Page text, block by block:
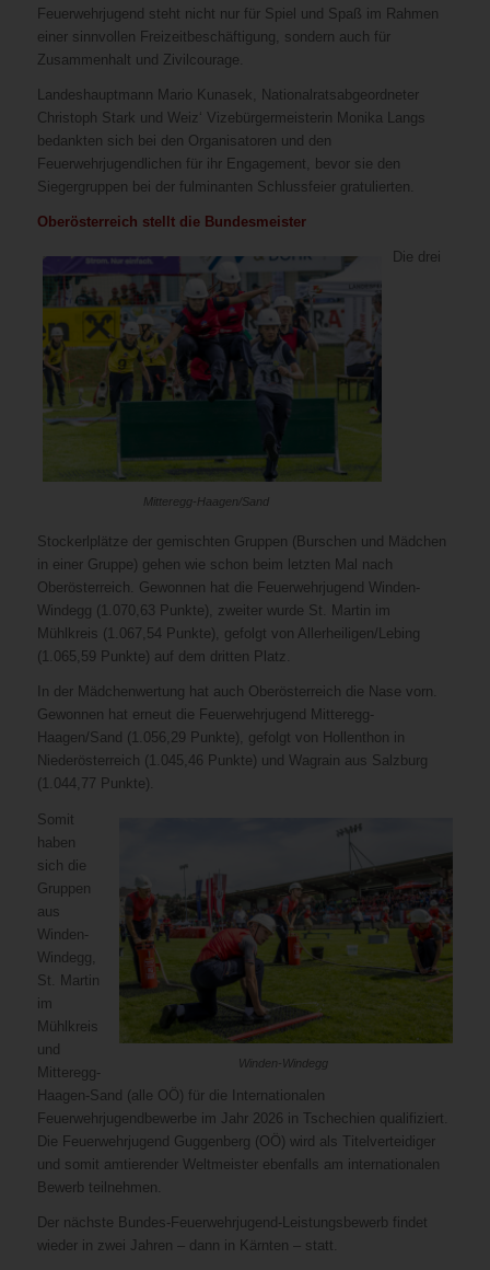
Feuerwehrjugend steht nicht nur für Spiel und Spaß im Rahmen
einer sinnvollen Freizeitbeschäftigung, sondern auch für
Zusammenhalt und Zivilcourage.
Landeshauptmann Mario Kunasek, Nationalratsabgeordneter
Christoph Stark und Weiz‘ Vizebürgermeisterin Monika Langs
bedankten sich bei den Organisatoren und den
Feuerwehrjugendlichen für ihr Engagement, bevor sie den
Siegergruppen bei der fulminanten Schlussfeier gratulierten.
Oberösterreich stellt die Bundesmeister
Mitteregg-Haagen/Sand
Die drei
Stockerlplätze der gemischten Gruppen (Burschen und Mädchen
in einer Gruppe) gehen wie schon beim letzten Mal nach
Oberösterreich. Gewonnen hat die Feuerwehrjugend Winden-
Windegg (1.070,63 Punkte), zweiter wurde St. Martin im
Mühlkreis (1.067,54 Punkte), gefolgt von Allerheiligen/Lebing
(1.065,59 Punkte) auf dem dritten Platz.
In der Mädchenwertung hat auch Oberösterreich die Nase vorn.
Gewonnen hat erneut die Feuerwehrjugend Mitteregg-
Haagen/Sand (1.056,29 Punkte), gefolgt von Hollenthon in
Niederösterreich (1.045,46 Punkte) und Wagrain aus Salzburg
(1.044,77 Punkte).
Winden-Windegg
Somit
haben
sich die
Gruppen
aus
Winden-
Windegg,
St. Martin
im
Mühlkreis
und
Mitteregg-
Haagen-Sand (alle OÖ) für die Internationalen
Feuerwehrjugendbewerbe im Jahr 2026 in Tschechien qualifiziert.
Die Feuerwehrjugend Guggenberg (OÖ) wird als Titelverteidiger
und somit amtierender Weltmeister ebenfalls am internationalen
Bewerb teilnehmen.
Der nächste Bundes-Feuerwehrjugend-Leistungsbewerb findet
wieder in zwei Jahren – dann in Kärnten – statt.